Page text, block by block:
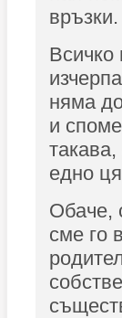
връзки.
Всичко
няма
и
едно
Обаче,
сме го